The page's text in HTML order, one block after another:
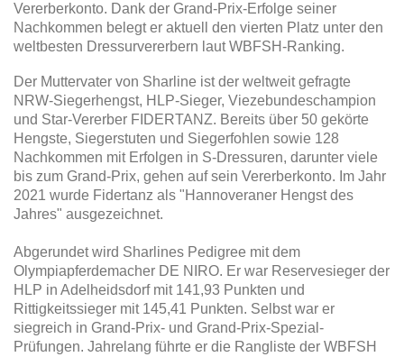
Vererberkonto. Dank der Grand-Prix-Erfolge seiner
Nachkommen belegt er aktuell den vierten Platz unter den
weltbesten Dressurvererbern laut WBFSH-Ranking.
Der Muttervater von Sharline ist der weltweit gefragte
NRW-Siegerhengst, HLP-Sieger, Viezebundeschampion
und Star-Vererber FIDERTANZ. Bereits über 50 gekörte
Hengste, Siegerstuten und Siegerfohlen sowie 128
Nachkommen mit Erfolgen in S-Dressuren, darunter viele
bis zum Grand-Prix, gehen auf sein Vererberkonto. Im Jahr
2021 wurde Fidertanz als "Hannoveraner Hengst des
Jahres" ausgezeichnet.
Abgerundet wird Sharlines Pedigree mit dem
Olympiapferdemacher DE NIRO. Er war Reservesieger der
HLP in Adelheidsdorf mit 141,93 Punkten und
Rittigkeitssieger mit 145,41 Punkten. Selbst war er
siegreich in Grand-Prix- und Grand-Prix-Spezial-
Prüfungen. Jahrelang führte er die Rangliste der WBFSH